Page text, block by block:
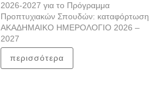
2026-2027 για το Πρόγραμμα
Προπτυχιακών Σπουδών: καταφόρτωση
ΑΚΑΔΗΜΑΙΚΟ ΗΜΕΡΟΛΟΓΙΟ 2026 –
2027
περισσότερα